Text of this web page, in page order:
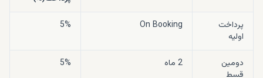
پرداخت
اولیه
On Booking
5%
دومین
قسط
2 ماه 5%